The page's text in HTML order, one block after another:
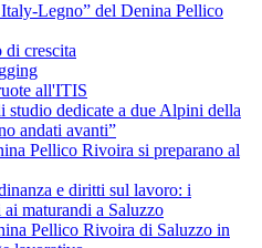
Legno” del Denina Pellico
di crescita
all'ITIS
studio dedicate a due Alpini della
andati avanti”
Pellico Rivoira si preparano al
e diritti sul lavoro: i
maturandi a Saluzzo
Pellico Rivoira di Saluzzo in